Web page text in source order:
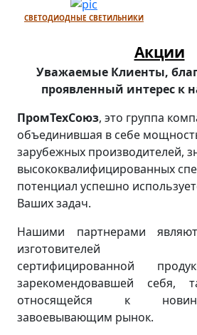
СВЕТОДИОДНЫЕ СВЕТИЛЬНИКИ
Акции
Уважаемые Клиенты,
проявленный интерес к
ПромТехСоюз, это группа
объединившая в себе
зарубежных производителей,
высококвалифицированных
потенциал успешно
Ваших задач.
Нашими партнерами
изготовителей
сертифицированной
зарекомендовавшей себя,
относящейся к
завоевывающим рынок.